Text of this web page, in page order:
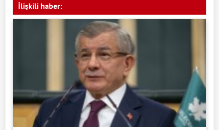
İlişkili haber: